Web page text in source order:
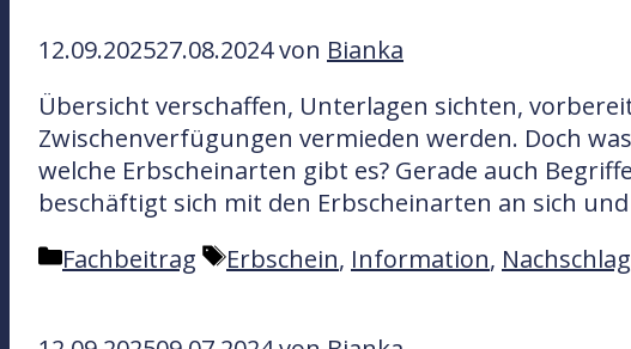
e
o
r
i
e
n
l
g
w
ö
r
t
e
12.09.202527.08.2024von Bianka
Übersicht verschaffen, Unterlagen sichten,
Zwischenverfügungen vermieden werden. Doch
welche Erbscheinarten gibt es? Gerade auch
beschäftigt sich mit den Erbscheinarten an sich
K
Fachbeitrag
S
Erbschein, Information,